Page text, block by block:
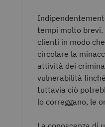
tempi molto brevi.
clienti in modo
circolare la
attività dei
vulnerabilità
tuttavia ciò
lo correggano, le